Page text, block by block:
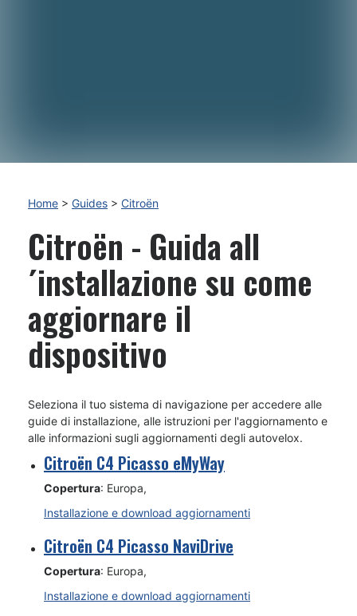
Home > Guides > Citroën
Citroën - Guida all
´installazione su come
aggiornare il
dispositivo
Seleziona il tuo sistema di navigazione per accedere alle
guide di installazione, alle istruzioni per l'aggiornamento e
alle informazioni sugli aggiornamenti degli autovelox.
Citroën C4 Picasso eMyWay
Copertura: Europa,
Installazione e download aggiornamenti
Citroën C4 Picasso NaviDrive
Copertura: Europa,
Installazione e download aggiornamenti